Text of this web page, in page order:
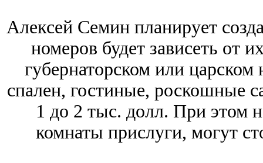
Алексей Семин планирует
номеров будет зависеть от
губернаторском или
спален, гостиные, роскошные
1 до 2 тыс. долл. При этом
комнаты прислуги, могут